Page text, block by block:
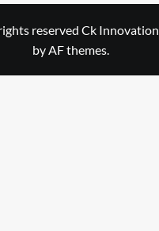
reserved Ck Innovation
by AF themes.